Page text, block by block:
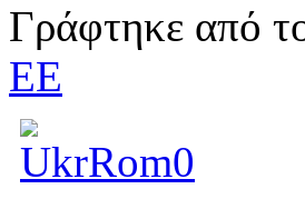
Γράφτηκε από
ΕΕ